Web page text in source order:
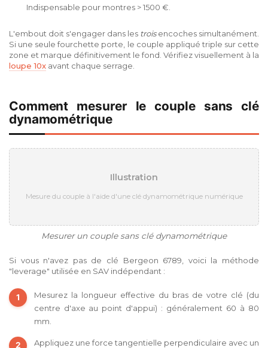
Indispensable pour montres > 1500 €.
L'embout doit s'engager dans les troisencoches simultanément.
Si une seule fourchette porte, le couple appliqué triple sur cette
zone et marque définitivement le fond. Vérifiez visuellement à la
loupe 10x avant chaque serrage.
Comment mesurer le couple sans clé
dynamométrique
Illustration
Mesure du couple à l'aide d'une clé dynamométrique numérique
Mesurer un couple sans clé dynamométrique
Si vous n'avez pas de clé Bergeon 6789, voici la méthode
"leverage" utilisée en SAV indépendant :
Mesurez la longueur effective du bras de votre clé (du
centre d'axe au point d'appui) : généralement 60 à 80
mm.
Appliquez une force tangentielle perpendiculaire avec un